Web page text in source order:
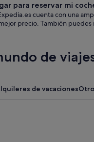
para reservar mi
cuenta con una
precio. También
de
de vacaciones